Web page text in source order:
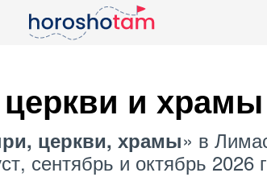
и
церкви, храмы» в
сентябрь и октябрь 2026